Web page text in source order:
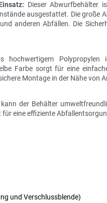
Dieser Abwurfbehälter
ausgestattet. Die
anderen Abfällen. Die
hochwertigem Polypropylen
Farbe sorgt für eine
Montage in der Nähe von
der Behälter
eine effiziente
und Verschlussblende)